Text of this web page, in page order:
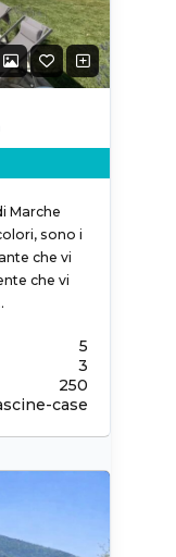
Marche
sono i
che vi
che vi
5
3
250
case